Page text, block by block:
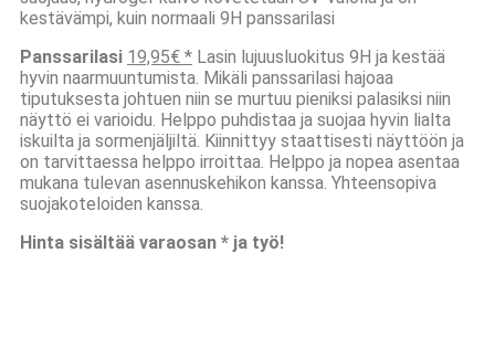
kestävämpi, kuin normaali 9H panssarilasi
Panssarilasi 19,95€ * Lasin lujuusluokitus 9H ja kestää
hyvin naarmuuntumista. Mikäli panssarilasi hajoaa
tiputuksesta johtuen niin se murtuu pieniksi palasiksi niin
näyttö ei varioidu. Helppo puhdistaa ja suojaa hyvin lialta
iskuilta ja sormenjäljiltä. Kiinnittyy staattisesti näyttöön ja
on tarvittaessa helppo irroittaa. Helppo ja nopea asentaa
mukana tulevan asennuskehikon kanssa. Yhteensopiva
suojakoteloiden kanssa.
Hinta sisältää varaosan * ja työ!